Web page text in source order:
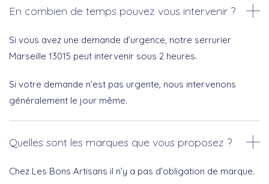
En combien de temps pouvez vous intervenir ?
Si vous avez une demande d’urgence, notre serrurier
Marseille 13015 peut intervenir sous 2 heures.
Si votre demande n’est pas urgente, nous intervenons
généralement le jour même.
Quelles sont les marques que vous proposez ?
Chez Les Bons Artisans il n’y a pas d’obligation de marque.